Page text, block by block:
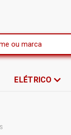
ELÉTRICO